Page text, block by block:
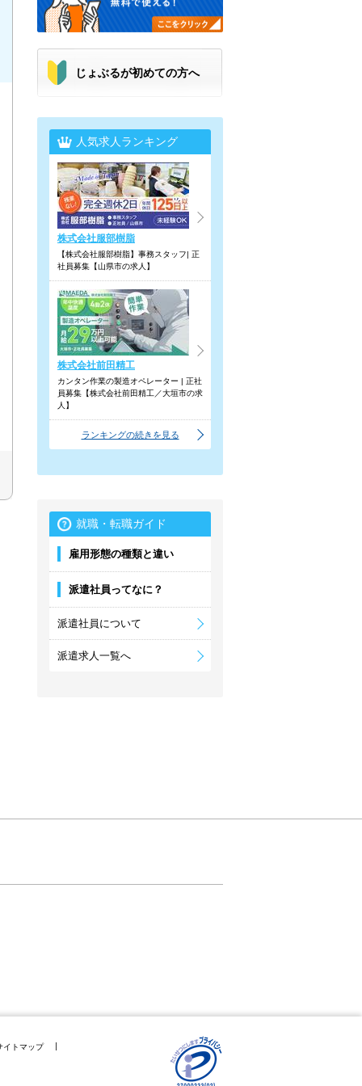
じょぶるが初めての方へ
人気求人ランキング
株式会社服部樹脂
【株式会社服部樹脂】事務スタッフ| 正
社員募集【山県市の求人】
株式会社前田精工
カンタン作業の製造オペレーター | 正社
員募集【株式会社前田精工／大垣市の求
人】
ランキングの続きを見る
就職・転職ガイド
雇用形態の種類と違い
派遣社員ってなに？
派遣社員について
派遣求人一覧へ
イトマップ